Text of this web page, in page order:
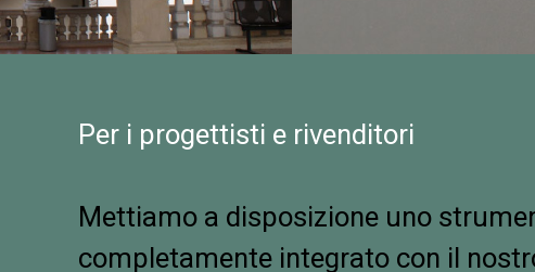
Per i progettisti e rivenditori
Mettiamo a disposizione uno
completamente integrato con il